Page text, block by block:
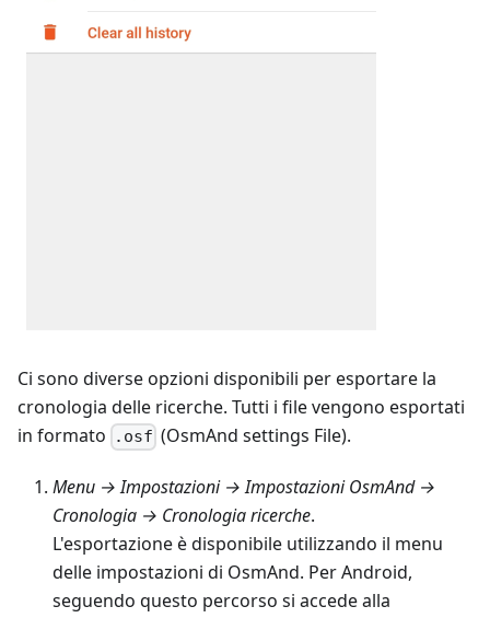
Ci sono diverse opzioni disponibili per esportare la
cronologia delle ricerche. Tutti i file vengono esportati
in formato
.osf (OsmAnd settings File).
Menu → Impostazioni → Impostazioni OsmAnd →
Cronologia → Cronologia ricerche.
L'esportazione è disponibile utilizzando il menu
delle impostazioni di OsmAnd. Per Android,
seguendo questo percorso si accede alla